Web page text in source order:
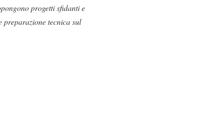
progetti sfidanti e
preparazione tecnica sul